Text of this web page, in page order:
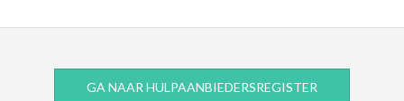
GA NAAR HULPAANBIEDERSREGISTER